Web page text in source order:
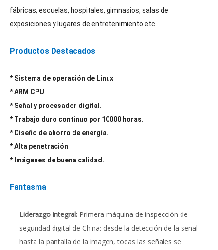
fábricas, escuelas, hospitales, gimnasios, salas de
exposiciones y lugares de entretenimiento etc.
Productos Destacados
* Sistema de operación de Linux
* ARM CPU
* Señal y procesador digital.
* Trabajo duro continuo por 10000 horas.
* Diseño de ahorro de energía.
* Alta penetración
* Imágenes de buena calidad.
Fantasma
Liderazgo integral: Primera máquina de inspección de
seguridad digital de China: desde la detección de la señal
hasta la pantalla de la imagen, todas las señales se